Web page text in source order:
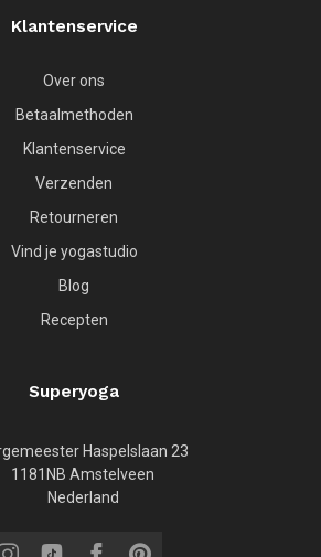
Klantenservice
Over ons
Betaalmethoden
Klantenservice
Verzenden
Retourneren
Vind je yogastudio
Blog
Recepten
Superyoga
Haspelslaan 23
1181NB Amstelveen
Nederland